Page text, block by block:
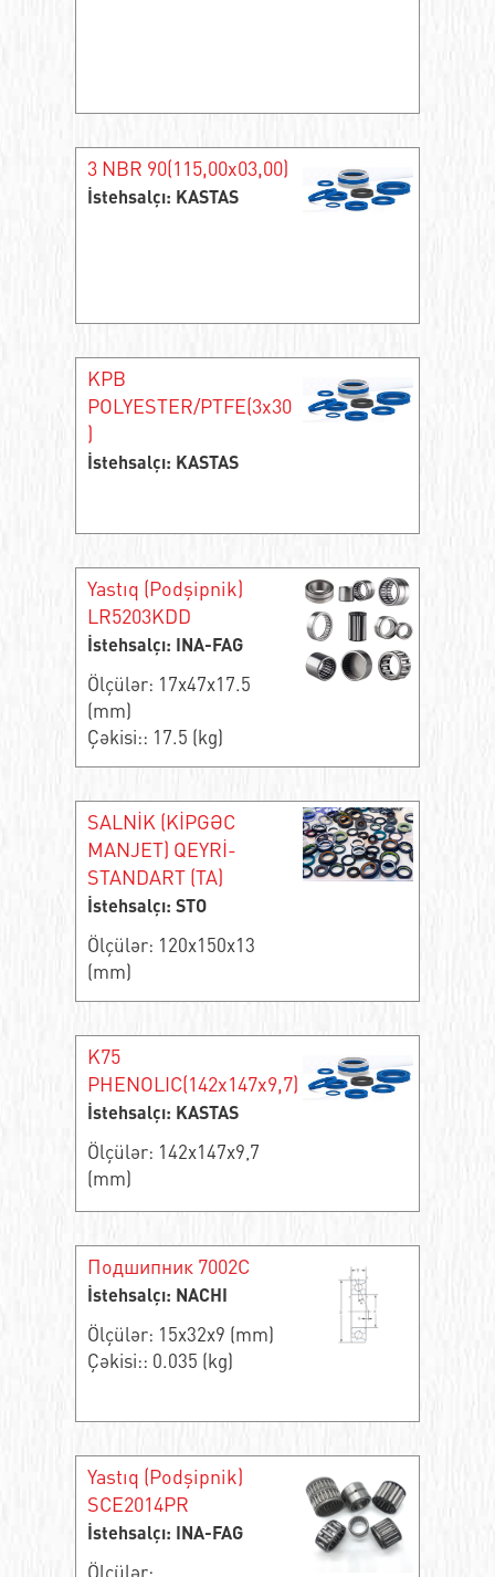
3 NBR 90(115,00x03,00)
İstehsalçı: KASTAS
KPB
POLYESTER/PTFE(3x30
)
İstehsalçı: KASTAS
Yastıq (Podşipnik)
LR5203KDD
İstehsalçı: INA-FAG
Ölçülər: 17x47x17.5
(mm)
Çəkisi:: 17.5 (kg)
SALNİK (KİPGƏC
MANJET) QEYRİ-
STANDART (TA)
İstehsalçı: STO
Ölçülər: 120x150x13
(mm)
K75
PHENOLIC(142x147x9,7)
İstehsalçı: KASTAS
Ölçülər: 142x147x9,7
(mm)
Подшипник 7002C
İstehsalçı: NACHI
Ölçülər: 15x32x9 (mm)
Çəkisi:: 0.035 (kg)
Yastıq (Podşipnik)
SCE2014PR
İstehsalçı: INA-FAG
Ölçülər: